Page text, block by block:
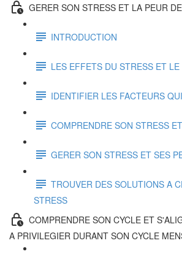
GERER SON STRESS ET LA PEUR
INTRODUCTION
LES EFFETS DU STRESS ET
IDENTIFIER LES FACTEURS
COMPRENDRE SON STRESS
GERER SON STRESS ET SES
TROUVER DES SOLUTIONS A
STRESS
COMPRENDRE SON CYCLE ET
A PRIVILEGIER DURANT SON CYCLE